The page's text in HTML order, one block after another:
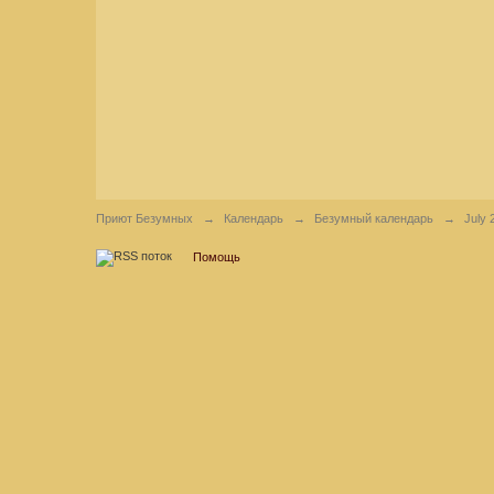
Приют Безумных → Календарь → Безумный календарь → July
Помощь